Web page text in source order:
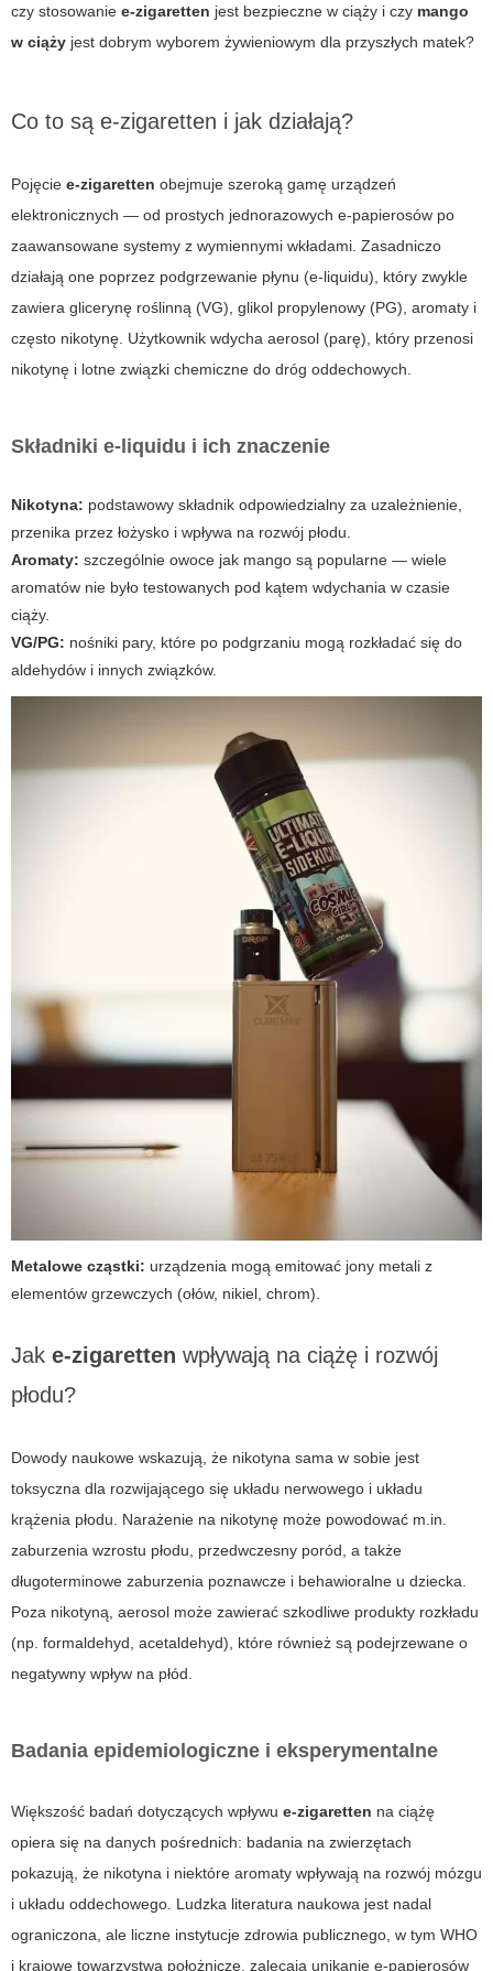
czy stosowanie e-zigaretten jest bezpieczne w ciąży i czy mango
w ciąży jest dobrym wyborem żywieniowym dla przyszłych matek?
Co to są e-zigaretten i jak działają?
Pojęcie e-zigaretten obejmuje szeroką gamę urządzeń
elektronicznych — od prostych jednorazowych e-papierosów po
zaawansowane systemy z wymiennymi wkładami. Zasadniczo
działają one poprzez podgrzewanie płynu (e-liquidu), który zwykle
zawiera glicerynę roślinną (VG), glikol propylenowy (PG), aromaty i
często nikotynę. Użytkownik wdycha aerosol (parę), który przenosi
nikotynę i lotne związki chemiczne do dróg oddechowych.
Składniki e-liquidu i ich znaczenie
Nikotyna: podstawowy składnik odpowiedzialny za uzależnienie,
przenika przez łożysko i wpływa na rozwój płodu.
Aromaty: szczególnie owoce jak mango są popularne — wiele
aromatów nie było testowanych pod kątem wdychania w czasie
ciąży.
VG/PG: nośniki pary, które po podgrzaniu mogą rozkładać się do
aldehydów i innych związków.
Metalowe cząstki: urządzenia mogą emitować jony metali z
elementów grzewczych (ołów, nikiel, chrom).
Jak e-zigaretten wpływają na ciążę i rozwój
płodu?
Dowody naukowe wskazują, że nikotyna sama w sobie jest
toksyczna dla rozwijającego się układu nerwowego i układu
krążenia płodu. Narażenie na nikotynę może powodować m.in.
zaburzenia wzrostu płodu, przedwczesny poród, a także
długoterminowe zaburzenia poznawcze i behawioralne u dziecka.
Poza nikotyną, aerosol może zawierać szkodliwe produkty rozkładu
(np. formaldehyd, acetaldehyd), które również są podejrzewane o
negatywny wpływ na płód.
Badania epidemiologiczne i eksperymentalne
Większość badań dotyczących wpływu e-zigaretten na ciążę
opiera się na danych pośrednich: badania na zwierzętach
pokazują, że nikotyna i niektóre aromaty wpływają na rozwój mózgu
i układu oddechowego. Ludzka literatura naukowa jest nadal
ograniczona, ale liczne instytucje zdrowia publicznego, w tym WHO
i krajowe towarzystwa położnicze, zalecają unikanie e-papierosów